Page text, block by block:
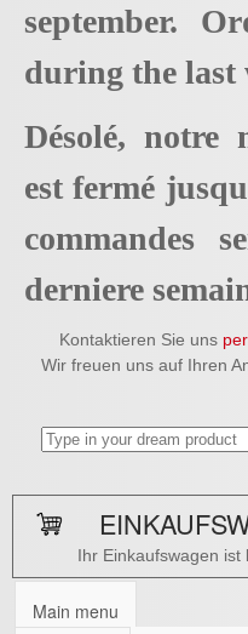
september.
during the last
Désolé, notre
est fermé
commandes
derniere
Kontaktieren Sie uns
Wir freuen uns auf Ihren
Ihr Einkaufswagen ist
Main menu